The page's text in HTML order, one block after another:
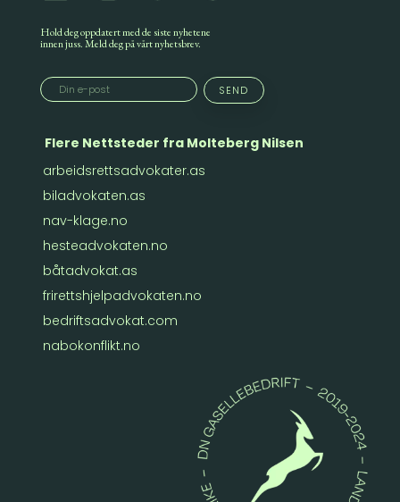
Hold deg oppdatert med de siste nyhetene
innen juss. Meld deg på vårt nyhetsbrev.
Flere Nettsteder fra Molteberg Nilsen
arbeidsrettsadvokater.as
biladvokaten.as
nav-klage.no
hesteadvokaten.no
båtadvokat.as
frirettshjelpadvokaten.no
bedriftsadvokat.com
nabokonflikt.no